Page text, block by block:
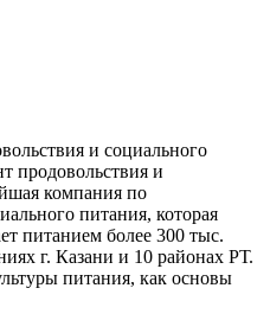
и социального
продовольствия и
компания по
питания, которая
питанием более 300 тыс.
г. Казани и 10 районах РТ.
питания, как основы